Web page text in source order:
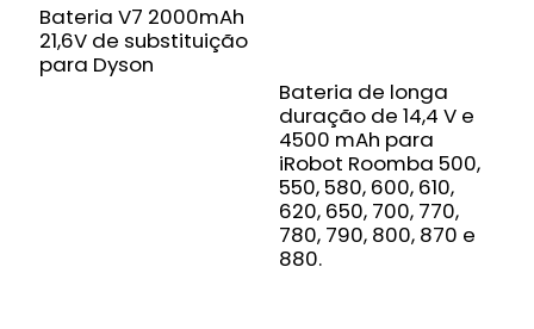
Bateria V7 2000mAh
21,6V de substituição
para Dyson
Bateria de longa
duração de 14,4 V e
4500 mAh para
iRobot Roomba 500,
550, 580, 600, 610,
620, 650, 700, 770,
780, 790, 800, 870 e
880.